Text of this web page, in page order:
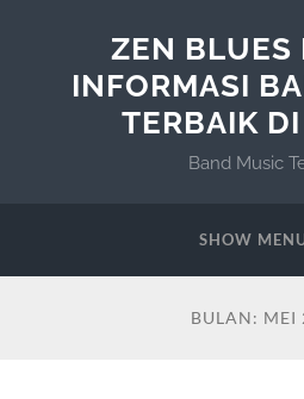
ZEN BLUES
INFORMASI
TERBAIK
Band Music
SHOW
BULAN: MEI